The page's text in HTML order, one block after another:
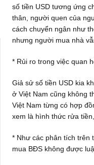
số tiền USD tương ứng
thân, người quen của
cách chuyển ngân như
nhưng người mua nhà
* Rủi ro trong việc quan
Giả sử số tiền USD kia
ở Việt Nam cũng không
Việt Nam từng có hợp
xem là hình thức rửa
* Như các phân tích trên
mua BĐS không được